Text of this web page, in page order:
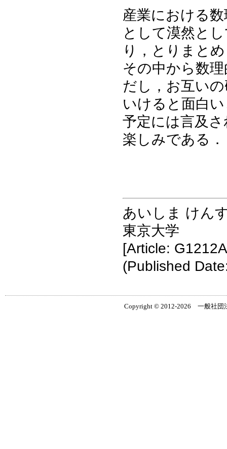
産業における
として漠然と
り，とりまと
その中から数
だし，お互い
いけると面白
予定には言及
楽しみである．
あいしま けん
東京大学
[Article:
(Published
Copyright © 2012-2026 一般社団